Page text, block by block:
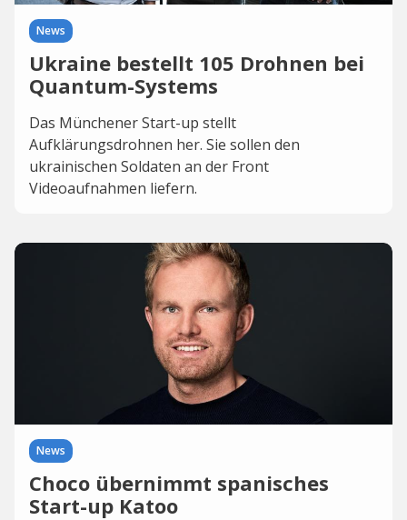
News
Ukraine bestellt 105 Drohnen bei
Quantum-Systems
Das Münchener Start-up stellt
Aufklärungsdrohnen her. Sie sollen den
ukrainischen Soldaten an der Front
Videoaufnahmen liefern.
News
Choco übernimmt spanisches
Start-up Katoo